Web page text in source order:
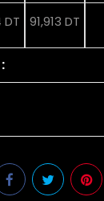
DT 91,913 DT